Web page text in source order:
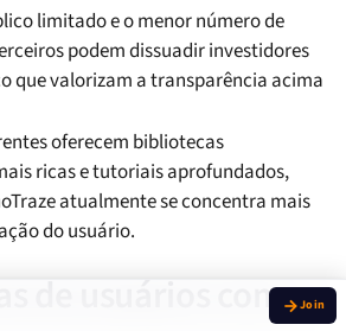
limitado e o menor número de
podem dissuadir investidores
que valorizam a transparência acima
oferecem bibliotecas
ricas e tutoriais aprofundados,
atualmente se concentra mais
do usuário.
de usuários com o